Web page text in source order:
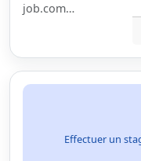
job.com…
Effectuer un